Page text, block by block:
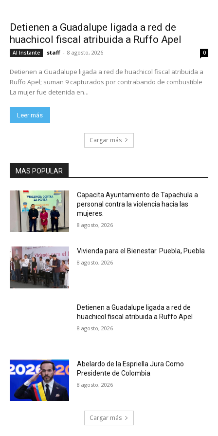
Detienen a Guadalupe ligada a red de
huachicol fiscal atribuida a Ruffo Apel
Al Instante staff - 8 agosto, 2026 0
Detienen a Guadalupe ligada a red de huachicol fiscal atribuida a
Ruffo Apel; suman 9 capturados por contrabando de combustible
La mujer fue detenida en...
Leer más
Cargar más
MAS POPULAR
Capacita Ayuntamiento de Tapachula a
personal contra la violencia hacia las
mujeres.
8 agosto, 2026
Vivienda para el Bienestar. Puebla, Puebla
8 agosto, 2026
Detienen a Guadalupe ligada a red de
huachicol fiscal atribuida a Ruffo Apel
8 agosto, 2026
Abelardo de la Espriella Jura Como
Presidente de Colombia
8 agosto, 2026
Cargar más